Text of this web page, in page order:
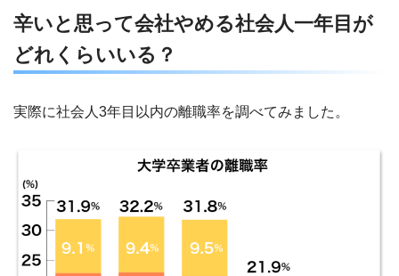
辛いと思って会社やめる社会人一年目が
どれくらいいる？
実際に社会人3年目以内の離職率を調べてみました。